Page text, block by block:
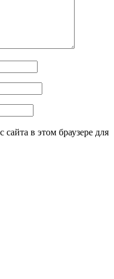
в этом браузере для